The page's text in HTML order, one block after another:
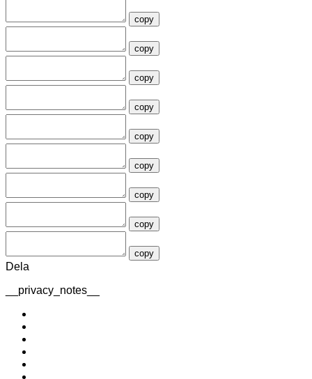
copy
copy
copy
copy
copy
copy
copy
copy
copy
Dela
__privacy_notes__